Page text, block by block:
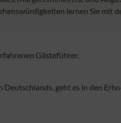
lernen Sie mit
Gästeführer.
geht es in den